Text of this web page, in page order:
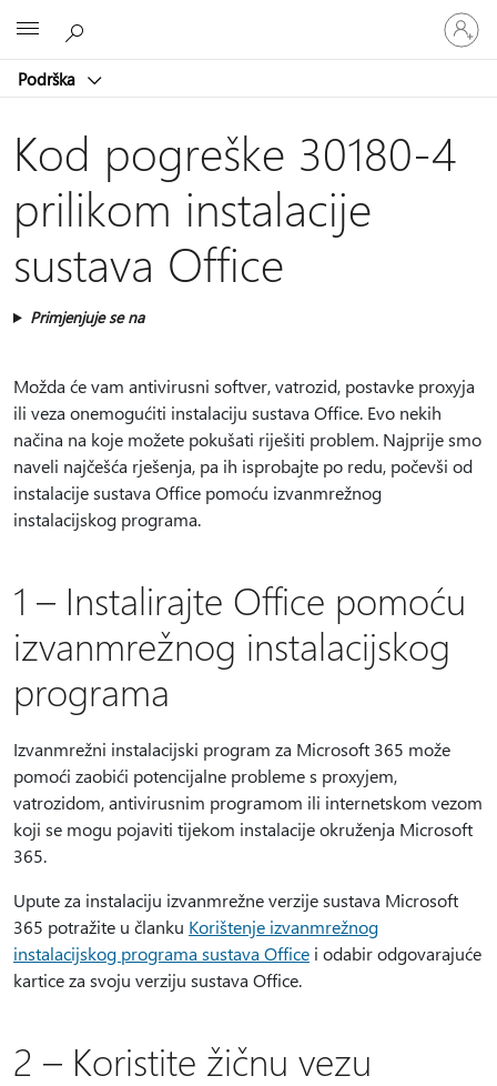
Podrška
Prijavite
se
u
račun
Kod pogreške 30180-4
prilikom instalacije
sustava Office
Primjenjuje se na
Možda će vam antivirusni softver, vatrozid, postavke proxyja
ili veza onemogućiti instalaciju sustava Office. Evo nekih
načina na koje možete pokušati riješiti problem. Najprije smo
naveli najčešća rješenja, pa ih isprobajte po redu, počevši od
instalacije sustava Office pomoću izvanmrežnog
instalacijskog programa.
1 – Instalirajte Office pomoću
izvanmrežnog instalacijskog
programa
Izvanmrežni instalacijski program za Microsoft 365 može
pomoći zaobići potencijalne probleme s proxyjem,
vatrozidom, antivirusnim programom ili internetskom vezom
koji se mogu pojaviti tijekom instalacije okruženja Microsoft
365.
Upute za instalaciju izvanmrežne verzije sustava Microsoft
365 potražite u članku Korištenje izvanmrežnog
instalacijskog programa sustava Office i odabir odgovarajuće
kartice za svoju verziju sustava Office.
2 – Koristite žičnu vezu